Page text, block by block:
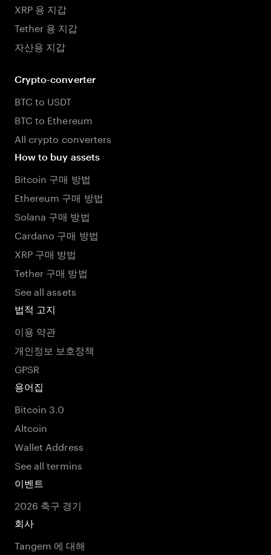
XRP 용 지갑
Tether 용 지갑
자산용 지갑
Crypto-converter
BTC to USDT
BTC to Ethereum
All crypto converters
How to buy assets
Bitcoin 구매 방법
Ethereum 구매 방법
Solana 구매 방법
Cardano 구매 방법
XRP 구매 방법
Tether 구매 방법
See all assets
법적 고지
이용 약관
개인정보 보호정책
GPSR
용어집
Bitcoin 3.0
Altcoin
Wallet Address
See all termins
이벤트
2026 축구 경기
회사
Tangem 에 대해